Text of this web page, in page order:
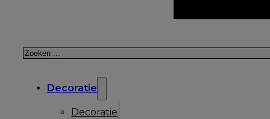
Zoeken
Decoratie
Decoratie